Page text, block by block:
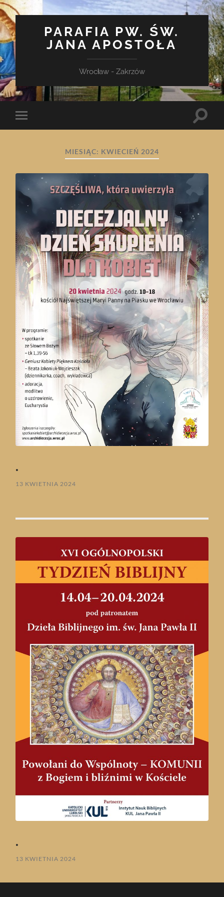
PARAFIA PW. ŚW.
JANA APOSTOŁA
Wrocław - Zakrzów
Toggle
mobile
Toggle
MIESIĄC: KWIECIEŃ 2024
.
13 KWIETNIA 2024
.
13 KWIETNIA 2024